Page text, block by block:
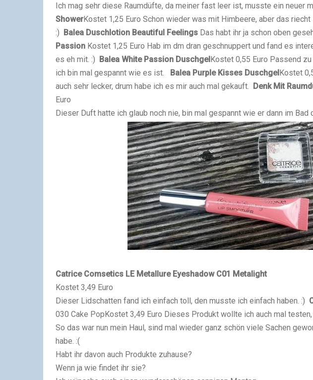
Ich mag sehr diese Raumdüfte, da meiner fast leer ist, musste ein neuer
ShowerKostet 1,25 Euro Schon wieder was mit Himbeere, aber das
:) Balea Duschlotion Beautiful Feelings Das habt ihr ja schon oben
Passion Kostet 1,25 Euro Hab im dm dran geschnuppert und fand es
es eh mit. :) Balea White Passion DuschgelKostet 0,55 Euro Passend
ich bin mal gespannt wie es ist.
Balea Purple Kisses DuschgelKostet
auch sehr lecker, drum habe ich es mir auch mal gekauft.
Denk Mit
Euro
Dieser Duft hatte ich glaub noch nie, bin mal gespannt wie er dann im Bad
Catrice Comsetics LE Metallure Eyeshadow C01 Metalight
Kostet 3,49 Euro
Dieser Lidschatten fand ich einfach toll, den musste ich einfach haben. :)
030 Cake Pop Kostet 3,49 Euro Dieses Produkt wollte ich auch mal
So das war nun mein Haul, sind mal wieder ganz schön viele Sachen
habe. :(
Habt ihr davon auch Produkte zuhause?
Wenn ja wie findet ihr sie?